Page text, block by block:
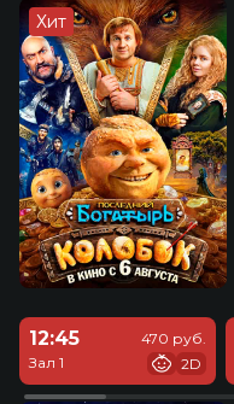
Хит
12:45
Зал 1
470 руб.
2D